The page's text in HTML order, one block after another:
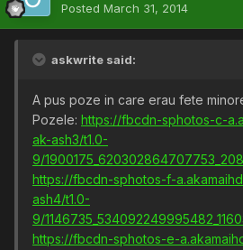
Posted March 31, 2014
askwrite said:
A pus poze in care erau fete
Pozele: https://fbcdn-sphotos-c-
ak-ash3/t1.0-
9/
https://fbcdn-sphotos-f-
ash4/t1.0-
9/
https://fbcdn-sphotos-e-